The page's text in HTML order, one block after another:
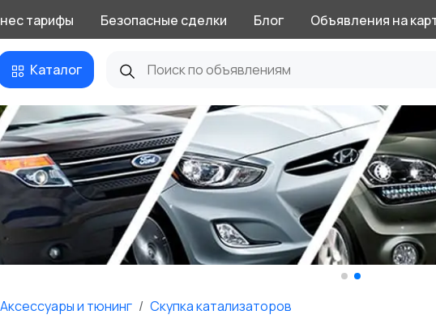
тарифы Безопасные сделки Блог Объявления на
Каталог
Аксессуары и тюнинг Скупка катализаторов